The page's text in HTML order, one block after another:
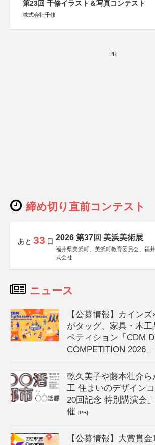
第23回 千修イラスト＆写真コンテスト
株式会社千修
PR
締め切り直前コンテスト
あと 33 日 2026 第37回 美浜美術展
福井県美浜町、美浜町教育委員会、福
式会社
ニュース
【公募情報】カイン
がタッグ、家具・木
ペティション「CDM
COMPETITION 2026
乾久美子や藤本壮介
工 住まいのデザイン
20回記念 特別講演会
催[PR]
【公募情報】大賞賞